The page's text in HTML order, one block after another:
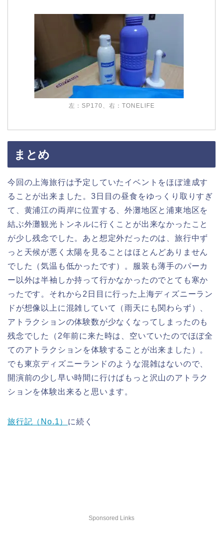
左：SP170、右：TONELIFE
まとめ
今回の上海旅行は予定していたイベントをほぼ達成す
ることが出来ました。3日目の昼食をゆっくり取りすぎ
て、黄浦江の両岸に位置する、外灘地区と浦東地区を
結ぶ外灘観光トンネルに行くことが出来なかったこと
が少し残念でした。あと想定外だったのは、旅行中ず
っと天候が悪く太陽を見ることはほとんどありません
でした（気温も低かったです）。服装も薄手のパーカ
ー以外は半袖しか持って行かなかったのでとても寒か
ったです。それから2日目に行った上海ディズニーラン
ドが想像以上に混雑していて（雨天にも関わらず）、
アトラクションの体験数が少なくなってしまったのも
残念でした（2年前に来た時は、空いていたのでほぼ全
てのアトラクションを体験することが出来ました）。
でも東京ディズニーランドのような混雑はないので、
開演前の少し早い時間に行けばもっと沢山のアトラク
ションを体験出来ると思います。
旅行記（No.1） に続く
Sponsored Links